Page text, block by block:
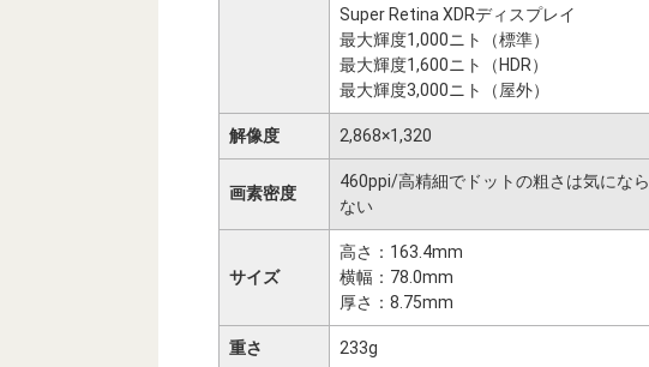
Super Retina XDRディスプレイ
最大輝度1,000ニト（標準）
最大輝度1,600ニト（HDR）
最大輝度3,000ニト（屋外）
解像度 2,868×1,320
画素密度
460ppi/高精細でドットの粗さは気になら
ない
サイズ
高さ：163.4mm
横幅：78.0mm
厚さ：8.75mm
重さ 233g